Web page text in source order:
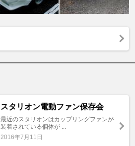
スタリオン電動ファン保存会
最近のスタリオンはカップリングファンが
装着されている個体が ...
2016年7月11日